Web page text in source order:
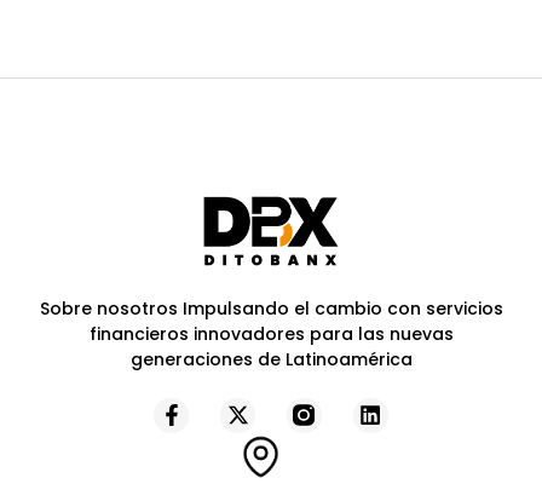
Sobre nosotros Impulsando el cambio con servicios
financieros innovadores para las nuevas
generaciones de Latinoamérica